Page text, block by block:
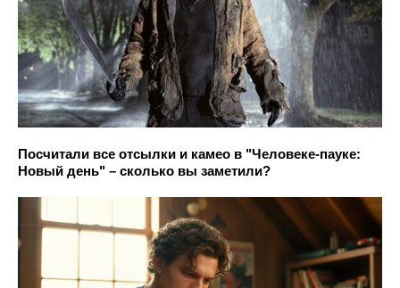
Посчитали все отсылки и камео в "Человеке-пауке:
Новый день" – сколько вы заметили?